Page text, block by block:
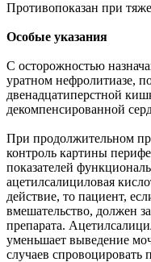
Противопоказан при
Особые указания
С осторожностью
уратном нефролитиазе,
двенадцатиперстной
декомпенсированной
При продолжительном
контроль картины
показателей
ацетилсалициловая
действие, то пациент,
вмешательство, должен
препарата.
уменьшает выведение
случаев спровоцировать